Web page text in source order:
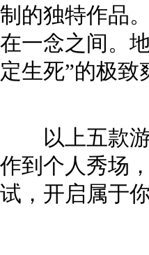
制的独特作品
在一念之间。
定生死”的极致
以上五款游
作到个人秀场
试，开启属于